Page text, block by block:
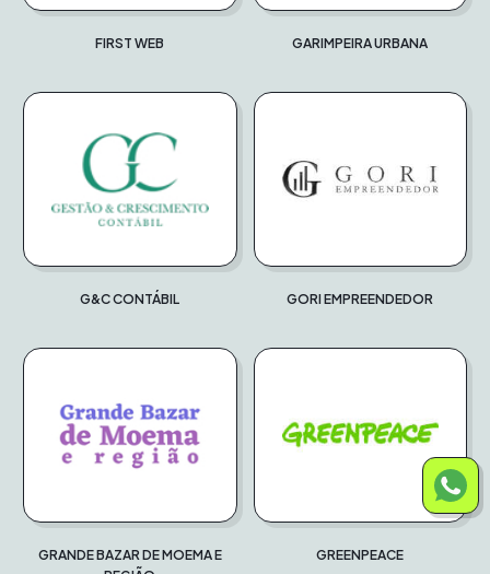
FIRST WEB GARIMPEIRA URBANA
G&C CONTÁBIL GORI EMPREENDEDOR
GRANDE BAZAR DE MOEMA E
GREENPEACE